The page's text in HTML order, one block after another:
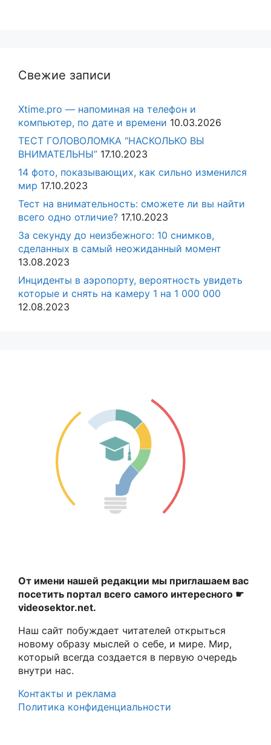
Свежие записи
Xtime.pro — напоминая на телефон и
компьютер, по дате и времени 10.03.2026
ТЕСТ ГОЛОВОЛОМКА “НАСКОЛЬКО ВЫ
ВНИМАТЕЛЬНЫ” 17.10.2023
14 фото, показывающих, как сильно изменился
мир 17.10.2023
Тест на внимательность: сможете ли вы найти
всего одно отличие? 17.10.2023
За секунду до неизбежного: 10 снимков,
сделанных в самый неожиданный момент
13.08.2023
Инциденты в аэропорту, вероятность увидеть
которые и снять на камеру 1 на 1 000 000
12.08.2023
От имени нашей редакции мы приглашаем вас
посетить портал всего самого интересного ☛
videosektor.net.
Наш сайт побуждает читателей открыться
новому образу мыслей о себе, и мире. Мир,
который всегда создается в первую очередь
внутри нас.
Контакты и реклама
Политика конфиденциальности